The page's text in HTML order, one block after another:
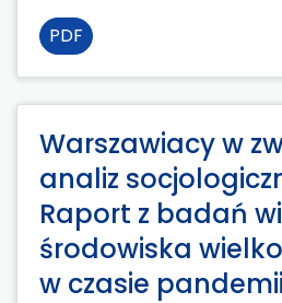
PDF
Warszawiacy w
analiz
Raport z badań
środowiska
w czasie pandemii